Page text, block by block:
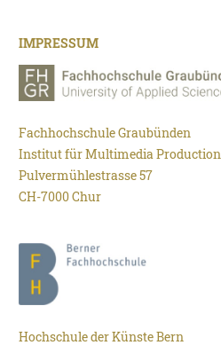
IMPRESSUM
Fachhochschule Graubünden
Institut für Multimedia Production
Pulvermühlestrasse 57
CH-7000 Chur
Hochschule der Künste Bern